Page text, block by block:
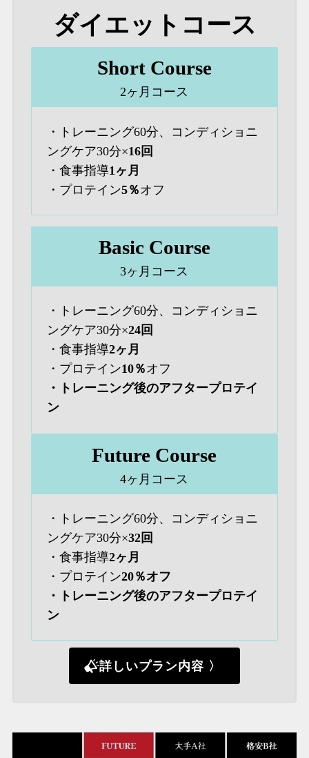
ダイエットコース
Short Course
2ヶ月コース
・トレーニング60分、コンディショニ
ングケア30分×16回
・食事指導1ヶ月
・プロテイン5％オフ
Basic Course
3ヶ月コース
・トレーニング60分、コンディショニ
ングケア30分×24回
・食事指導2ヶ月
・プロテイン10％オフ
・トレーニング後のアフタープロテイ
ン
Future Course
4ヶ月コース
・トレーニング60分、コンディショニ
ングケア30分×32回
・食事指導2ヶ月
・プロテイン20％オフ
・トレーニング後のアフタープロテイ
ン
詳しいプラン内容 〉